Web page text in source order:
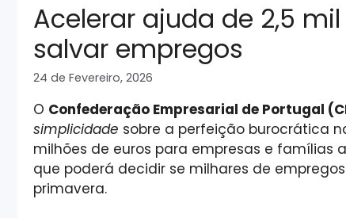
Acelerar ajuda de 2,5
salvar empregos
24 de Fevereiro, 2026
O Confederação Empresarial de Portugal
simplicidade sobre a perfeição burocrática
milhões de euros para empresas e famílias
que poderá decidir se milhares de
primavera.